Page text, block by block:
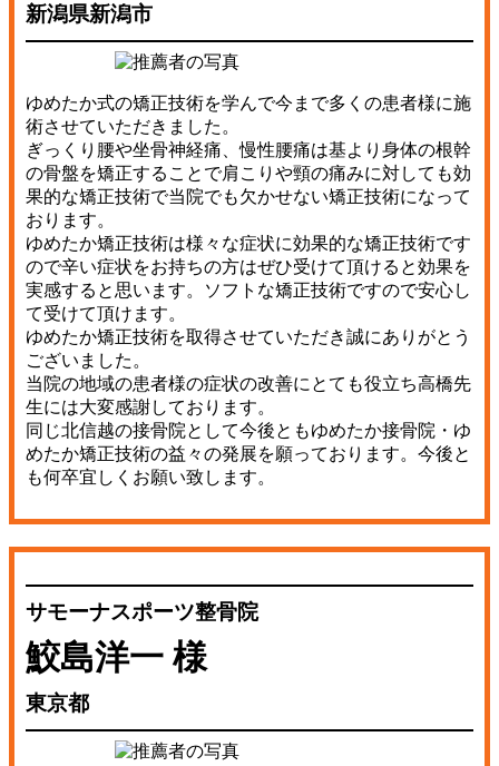
新潟県新潟市
ゆめたか式の矯正技術を学んで今まで多くの患者様に施
術させていただきました。
ぎっくり腰や坐骨神経痛、慢性腰痛は基より身体の根幹
の骨盤を矯正することで肩こりや頸の痛みに対しても効
果的な矯正技術で当院でも欠かせない矯正技術になって
おります。
ゆめたか矯正技術は様々な症状に効果的な矯正技術です
ので辛い症状をお持ちの方はぜひ受けて頂けると効果を
実感すると思います。ソフトな矯正技術ですので安心し
て受けて頂けます。
ゆめたか矯正技術を取得させていただき誠にありがとう
ございました。
当院の地域の患者様の症状の改善にとても役立ち高橋先
生には大変感謝しております。
同じ北信越の接骨院として今後ともゆめたか接骨院・ゆ
めたか矯正技術の益々の発展を願っております。今後と
も何卒宜しくお願い致します。
サモーナスポーツ整骨院
鮫島洋一 様
東京都